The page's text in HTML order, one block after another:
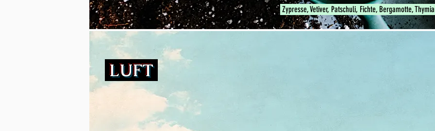
Zypresse, Vetiver, Patschuli, Fichte, Bergamotte,
LUFT